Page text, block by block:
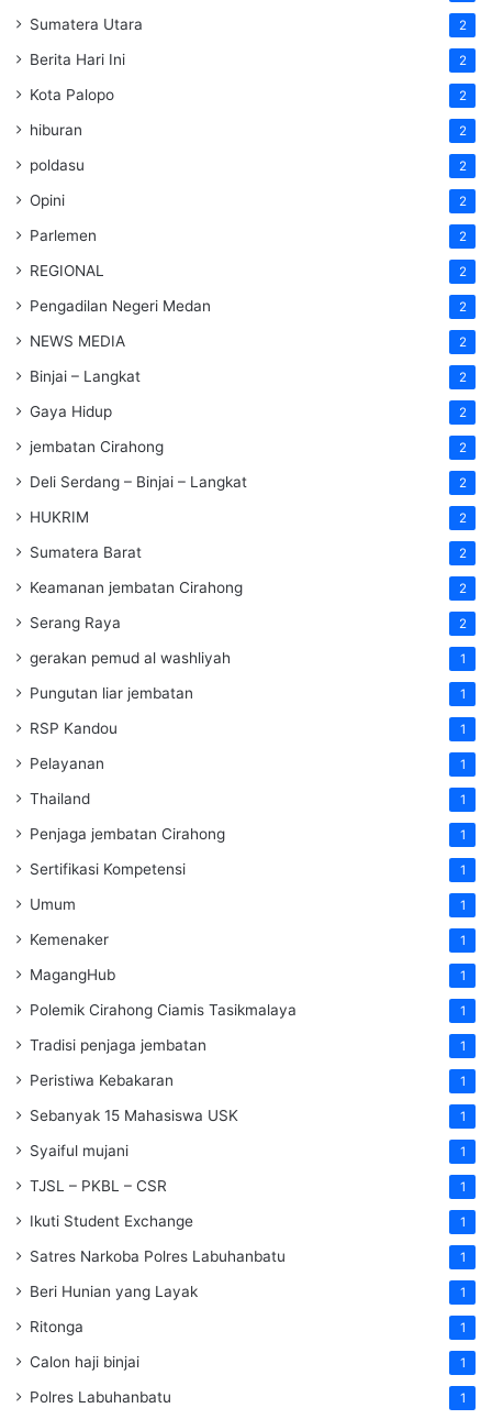
Sumatera Utara 2
Berita Hari Ini 2
Kota Palopo 2
hiburan 2
poldasu 2
Opini 2
Parlemen 2
REGIONAL 2
Pengadilan Negeri Medan 2
NEWS MEDIA 2
Binjai – Langkat 2
Gaya Hidup 2
jembatan Cirahong 2
Deli Serdang – Binjai – Langkat 2
HUKRIM 2
Sumatera Barat 2
Keamanan jembatan Cirahong 2
Serang Raya 2
gerakan pemud al washliyah 1
Pungutan liar jembatan 1
RSP Kandou 1
Pelayanan 1
Thailand 1
Penjaga jembatan Cirahong 1
Sertifikasi Kompetensi 1
Umum 1
Kemenaker 1
MagangHub 1
Polemik Cirahong Ciamis Tasikmalaya 1
Tradisi penjaga jembatan 1
Peristiwa Kebakaran 1
Sebanyak 15 Mahasiswa USK 1
Syaiful mujani 1
TJSL – PKBL – CSR 1
Ikuti Student Exchange 1
Satres Narkoba Polres Labuhanbatu 1
Beri Hunian yang Layak 1
Ritonga 1
Calon haji binjai 1
Polres Labuhanbatu 1